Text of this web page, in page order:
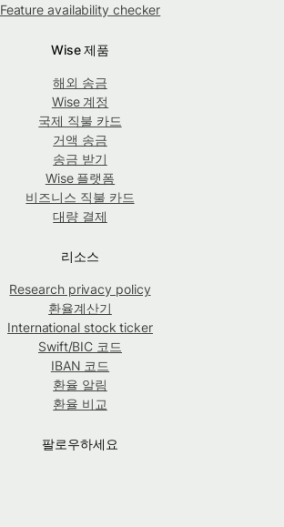
Feature availability checker
Wise 제품
해외 송금
Wise 계정
국제 직불 카드
거액 송금
송금 받기
Wise 플랫폼
비즈니스 직불 카드
대량 결제
리소스
Research privacy policy
환율계산기
International stock ticker
Swift/BIC 코드
IBAN 코드
환율 알림
환율 비교
팔로우하세요